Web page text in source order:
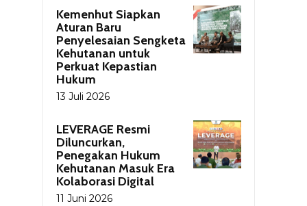
Kemenhut Siapkan
Aturan Baru
Penyelesaian Sengketa
Kehutanan untuk
Perkuat Kepastian
Hukum
13 Juli 2026
LEVERAGE Resmi
Diluncurkan,
Penegakan Hukum
Kehutanan Masuk Era
Kolaborasi Digital
11 Juni 2026